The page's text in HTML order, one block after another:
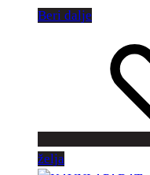
Beri dalje
želja